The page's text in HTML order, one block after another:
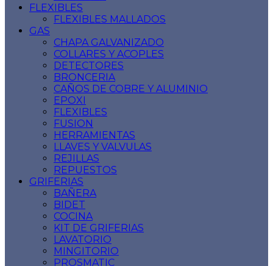
FLEXIBLES
FLEXIBLES MALLADOS
GAS
CHAPA GALVANIZADO
COLLARES Y ACOPLES
DETECTORES
BRONCERIA
CAÑOS DE COBRE Y ALUMINIO
EPOXI
FLEXIBLES
FUSION
HERRAMIENTAS
LLAVES Y VALVULAS
REJILLAS
REPUESTOS
GRIFERIAS
BAÑERA
BIDET
COCINA
KIT DE GRIFERIAS
LAVATORIO
MINGITORIO
PROSMATIC